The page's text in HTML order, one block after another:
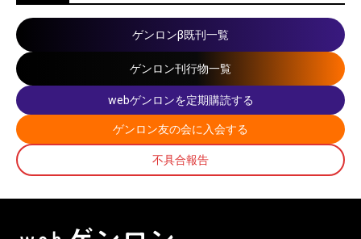
ゲンロンβ既刊一覧
ゲンロン刊行物一覧
webゲンロンを定期購読する
ゲンロン友の会に入会する
不具合報告